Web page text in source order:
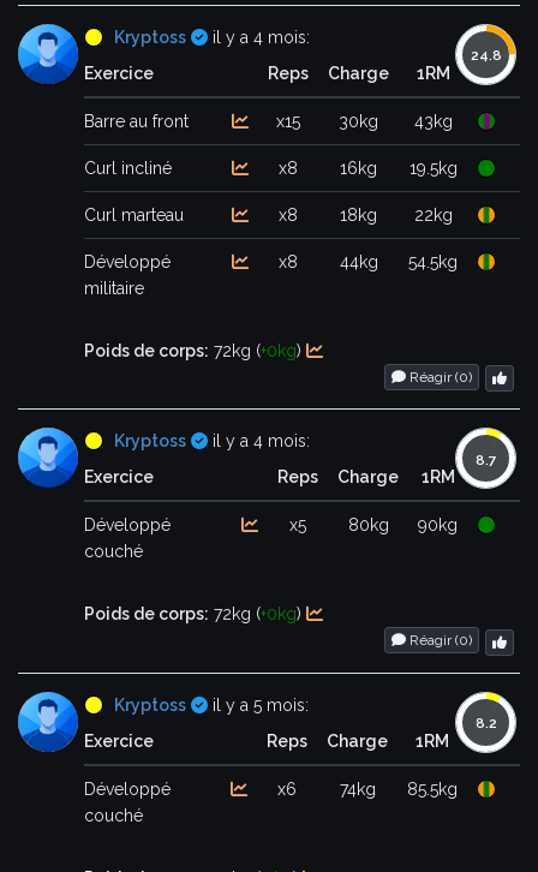
Kryptoss Certifié
il y a 4 mois:
Exercice
Reps Charge 1RM
Barre au front x15 30kg 43kg
Curl incliné x8 16kg 19.5kg
Curl marteau x8 18kg 22kg
Développé
militaire
x8 44kg 54.5kg
Poids de corps: 72kg (+0kg)
Réagir (0)
Kryptoss Certifié
il y a 4 mois:
Exercice
Reps Charge 1RM
Développé
couché
x5 80kg 90kg
Poids de corps: 72kg (+0kg)
Réagir (0)
Kryptoss Certifié
il y a 5 mois:
Exercice
Reps Charge 1RM
Développé
couché
x6 74kg 85.5kg